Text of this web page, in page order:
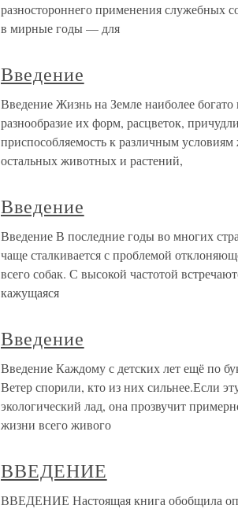
разностороннего применения служебных
в мирные годы — для
Введение
Введение Жизнь на Земле наиболее
разнообразие их форм, расцветок,
приспособляемость к различным
остальных животных и растений,
Введение
Введение В последние годы во многих
чаще сталкивается с проблемой
всего собак. С высокой частотой
кажущаяся
Введение
Введение Каждому с детских лет ещё по
Ветер спорили, кто из них сильнее.Если
экологический лад, она прозвучит
жизни всего живого
ВВЕДЕНИЕ
ВВЕДЕНИЕ Настоящая книга обобщила